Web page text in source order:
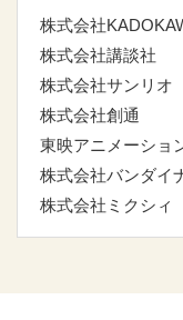
株式会社
株式会社講談社
株式会社サンリオ
株式会社創通
東映アニメーショ
株式会社バンダイ
株式会社ミクシィ